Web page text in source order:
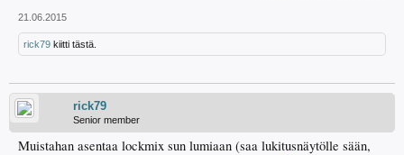
21.06.2015
rick79 kiitti tästä.
rick79
Senior member
Muistahan asentaa lockmix sun lumiaan (saa lukitusnäytölle sään,